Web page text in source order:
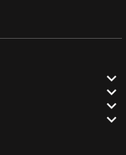



